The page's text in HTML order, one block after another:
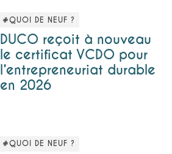
#QUOI DE NEUF ?
DUCO reçoit à nouveau
le certificat VCDO pour
l’entrepreneuriat durable
en 2026
#QUOI DE NEUF ?